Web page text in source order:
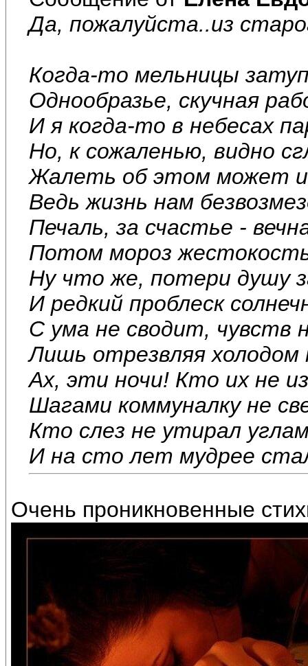
Да, пожалуйста..из
Когда-то мельницы
Однообразье, скучная
И я когда-то в небесах
Но, к сожаленью, видно
Жалеть об этом может и
Ведь жизнь нам
Печаль, за счастье -
Потом мороз
Ну что же, потери душу
И редкий проблеск
С ума не сводит, чувств
Лишь отрезвляя холодом
Ах, эти ночи! Кто их не
Шагами коммуналку не
Кто слез не утирал
И на сто лет мудрее
Очень проникновенные